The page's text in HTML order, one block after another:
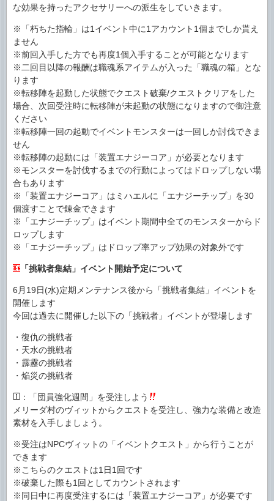
な効果を持ったアクセサリーへの派生をしていきます。
※「朽ちた指輪」は1イベント中に1アカウント1個までしか貰え
ません
※前回入手した方でも再度1個入手することが可能となります
※二回目以降の報酬は職魂系アイテムが入った「職魂の箱」とな
ります
※転移陣を起動した状態でクエスト破棄/クエストクリアをした
場合、次回受注時に転移陣が未起動の状態になりますので御注意
ください
※転移陣一回の起動でイベントモンスターは一回しか討伐できま
せん
※転移陣の起動には「装置エナジーコア」が必要となります
※モンスターを討伐するまでの行動によってはドロップしない場
合もあります
※「装置エナジーコア」はミハエルに「エナジーチップ」を30
個渡すことで錬金できます
※「エナジーチップ」はイベント期間中全てのモンスターからド
ロップします
※「エナジーチップ」はドロップ率アップ効果の対象外です
「挑戦者集結」イベント開始予定について
6月19日(水)定期メンテナンス後から「挑戦者集結」イベントを
開催します
今回は過去に開催した以下の「挑戦者」イベントが登場します
・復仇の挑戦者
・天水の挑戦者
・霹靂の挑戦者
・焔災の挑戦者
：「団員強化週間」を受注しよう
メリーダ村のヴィットからクエストを受注し、強力な装備と改造
素材を入手しましょう。
※受注はNPCヴィットの「イベントクエスト」から行うことが
できます
※こちらのクエストは1日1回です
※破棄した際も1回としてカウントされます
※同日中に再度受注するには「装置エナジーコア」が必要です